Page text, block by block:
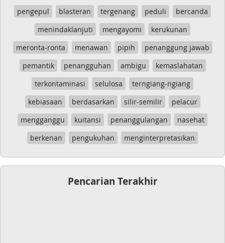
pengepul
blasteran tergenang peduli
bercanda
menindaklanjuti
mengayomi
kerukunan
meronta-ronta
menawan pipih
penanggung jawab
pemantik
penangguhan ambigu
kemaslahatan
terkontaminasi
selulosa
terngiang-ngiang
kebiasaan
berdasarkan silir-semilir
pelacur
mengganggu
kuitansi penanggulangan
nasehat
berkenan
pengukuhan menginterpretasikan
Pencarian Terakhir